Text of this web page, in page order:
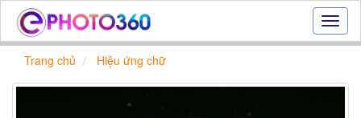
Hiệu
ứng
|
Trang chủ Hiệu ứng chữ